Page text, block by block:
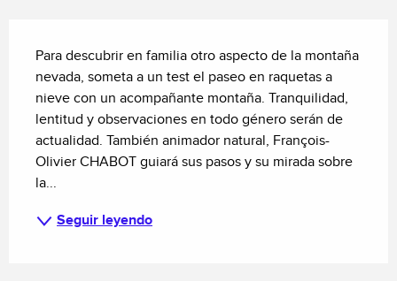
Para descubrir en familia otro aspecto de la montaña
nevada, someta a un test el paseo en raquetas a
nieve con un acompañante montaña. Tranquilidad,
lentitud y observaciones en todo género serán de
actualidad. También animador natural, François-
Olivier CHABOT guiará sus pasos y su mirada sobre
la...
Seguir leyendo